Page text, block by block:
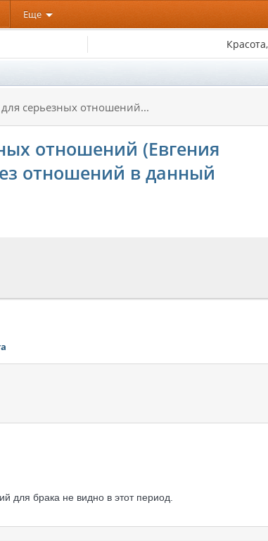
Еще
для серьезных отношений...
отношений (Евгения
отношений в данный
для брака не видно в этот период.